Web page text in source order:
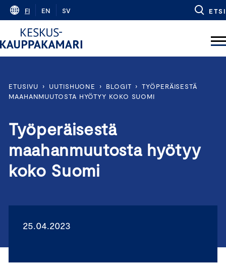
Skip
content
FI EN SV ETSI
ETUSIVU › UUTISHUONE › BLOGIT › TYÖPERÄISESTÄ
MAAHANMUUTOSTA HYÖTYY KOKO SUOMI
Työperäisestä
maahanmuutosta hyötyy
koko Suomi
25.04.2023